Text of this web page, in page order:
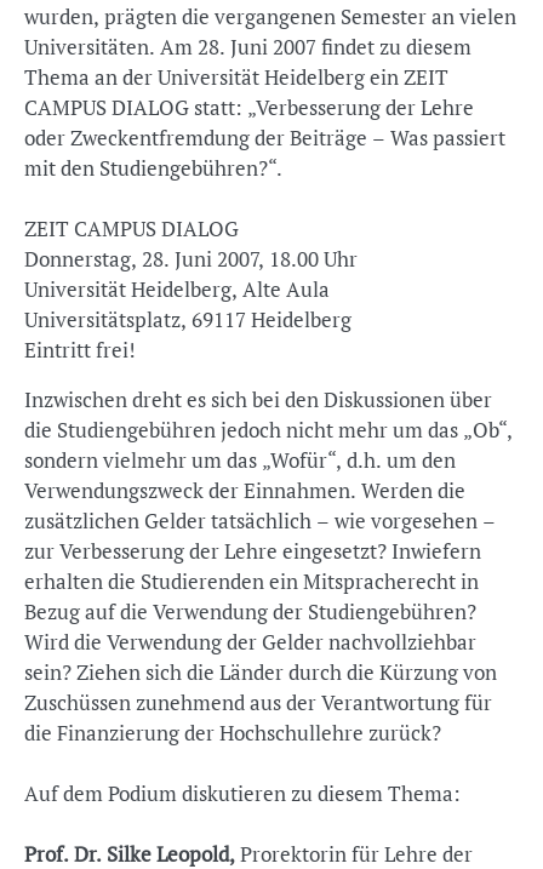
wurden, prägten die vergangenen Semester an vielen
Universitäten. Am 28. Juni 2007 findet zu diesem
Thema an der Universität Heidelberg ein ZEIT
CAMPUS DIALOG statt: „Verbesserung der Lehre
oder Zweckentfremdung der Beiträge – Was passiert
mit den Studiengebühren?“.
ZEIT CAMPUS DIALOG
Donnerstag, 28. Juni 2007, 18.00 Uhr
Universität Heidelberg, Alte Aula
Universitätsplatz, 69117 Heidelberg
Eintritt frei!
Inzwischen dreht es sich bei den Diskussionen über
die Studiengebühren jedoch nicht mehr um das „Ob“,
sondern vielmehr um das „Wofür“, d.h. um den
Verwendungszweck der Einnahmen. Werden die
zusätzlichen Gelder tatsächlich – wie vorgesehen –
zur Verbesserung der Lehre eingesetzt? Inwiefern
erhalten die Studierenden ein Mitspracherecht in
Bezug auf die Verwendung der Studiengebühren?
Wird die Verwendung der Gelder nachvollziehbar
sein? Ziehen sich die Länder durch die Kürzung von
Zuschüssen zunehmend aus der Verantwortung für
die Finanzierung der Hochschullehre zurück?
Auf dem Podium diskutieren zu diesem Thema:
Prof. Dr. Silke Leopold,Prorektorin für Lehre der